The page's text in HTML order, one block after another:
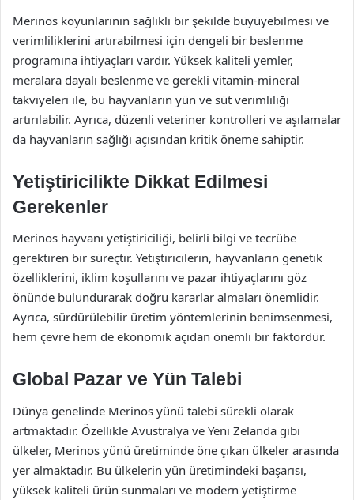
Merinos koyunlarının sağlıklı bir şekilde büyüyebilmesi ve
verimliliklerini artırabilmesi için dengeli bir beslenme
programına ihtiyaçları vardır. Yüksek kaliteli yemler,
meralara dayalı beslenme ve gerekli vitamin-mineral
takviyeleri ile, bu hayvanların yün ve süt verimliliği
artırılabilir. Ayrıca, düzenli veteriner kontrolleri ve aşılamalar
da hayvanların sağlığı açısından kritik öneme sahiptir.
Yetiştiricilikte Dikkat Edilmesi
Gerekenler
Merinos hayvanı yetiştiriciliği, belirli bilgi ve tecrübe
gerektiren bir süreçtir. Yetiştiricilerin, hayvanların genetik
özelliklerini, iklim koşullarını ve pazar ihtiyaçlarını göz
önünde bulundurarak doğru kararlar almaları önemlidir.
Ayrıca, sürdürülebilir üretim yöntemlerinin benimsenmesi,
hem çevre hem de ekonomik açıdan önemli bir faktördür.
Global Pazar ve Yün Talebi
Dünya genelinde Merinos yünü talebi sürekli olarak
artmaktadır. Özellikle Avustralya ve Yeni Zelanda gibi
ülkeler, Merinos yünü üretiminde öne çıkan ülkeler arasında
yer almaktadır. Bu ülkelerin yün üretimindeki başarısı,
yüksek kaliteli ürün sunmaları ve modern yetiştirme